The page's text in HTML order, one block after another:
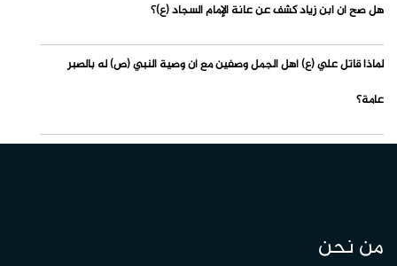
هل صح أن ابن زياد كشف عن عانة الإمام السجاد (ع)؟
لماذا قاتل علي (ع) أهل الجمل وصفين مع أن وصية النبي (ص) له بالصبر
عامة؟
من نحن